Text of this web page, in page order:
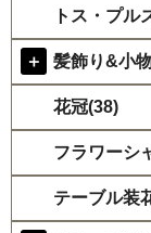
トス・プル
＋ 髪飾り&小
花冠(38)
フラワーシ
テーブル装